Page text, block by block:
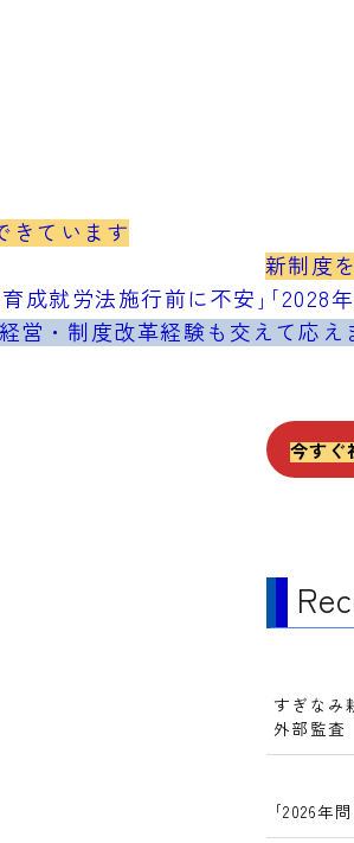
きています
新制度
成就労法施行前に不安｣｢2028
営・制度改革経験も交えて応え
今すぐ
すぎなみ
外部監査
｢2026年